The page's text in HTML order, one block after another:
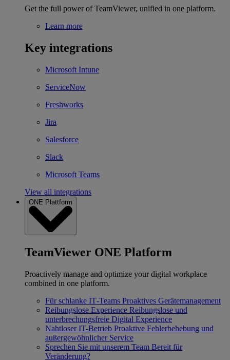
Get the full power of TeamViewer, unified in one platform.
Learn more
Key integrations
Microsoft Intune
ServiceNow
Freshworks
Jira
Salesforce
Slack
Microsoft Teams
View all integrations
ONE Plattform
TeamViewer ONE Platform
Proactively manage and optimize your digital workplace
combined in one platform.
Für schlanke IT‐Teams Proaktives Gerätemanagement
Reibungslose Experience Reibungslose und
unterbrechungsfreie Digital Experience
Nahtloser IT-Betrieb Proaktive Fehlerbehebung und
außergewöhnlicher Service
Sprechen Sie mit unserem Team Bereit für
Veränderung?